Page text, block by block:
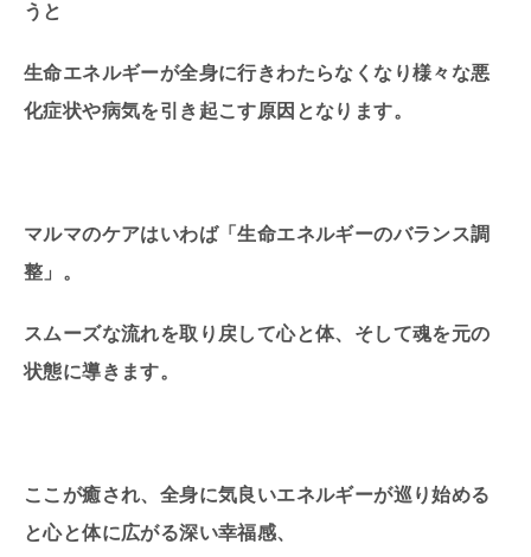
うと
生命エネルギーが全身に行きわたらなくなり様々な悪
化症状や病気を引き起こす原因となります。
マルマのケアはいわば「生命エネルギーのバランス調
整」。
スムーズな流れを取り戻して心と体、そして魂を元の
状態に導きます。
ここが癒され、全身に気良いエネルギーが巡り始める
と心と体に広がる深い幸福感、